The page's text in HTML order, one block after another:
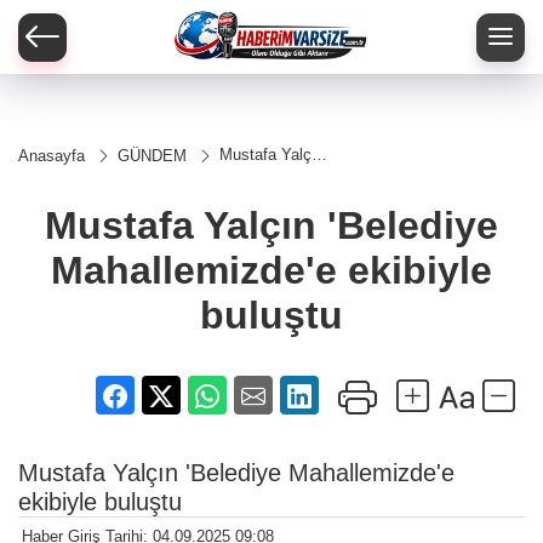
Anasayfa GÜNDEM
Mustafa Yalçın
ekibiyle
buluştu
Mustafa Yalçın 'Belediye
Mahallemizde'e ekibiyle
buluştu
Mustafa Yalçın 'Belediye Mahallemizde'e
ekibiyle buluştu
Haber Giriş Tarihi: 04.09.2025 09:08